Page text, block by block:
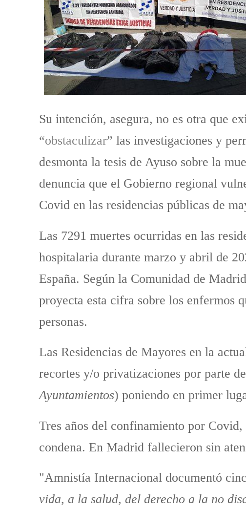
Su intención, asegura, no es otra que
“obstaculizar” las investigaciones y
desmonta la tesis de Ayuso sobre la
denuncia que el Gobierno regional
Covid en las residencias públicas de
Las 7291 muertes ocurridas en las
hospitalaria durante marzo y abril de
España. Según la Comunidad de
proyecta esta cifra sobre los enfermos
personas.
Las Residencias de Mayores en la
recortes y/o privatizaciones por parte
Ayuntamientos) poniendo en primer
Tres años del confinamiento por
condena. En Madrid fallecieron sin
"Amnistía Internacional documentó
vida, a la salud, del derecho a la no